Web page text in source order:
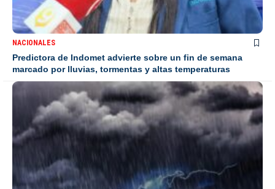
NACIONALES
Predictora de Indomet advierte sobre un fin de semana
marcado por lluvias, tormentas y altas temperaturas